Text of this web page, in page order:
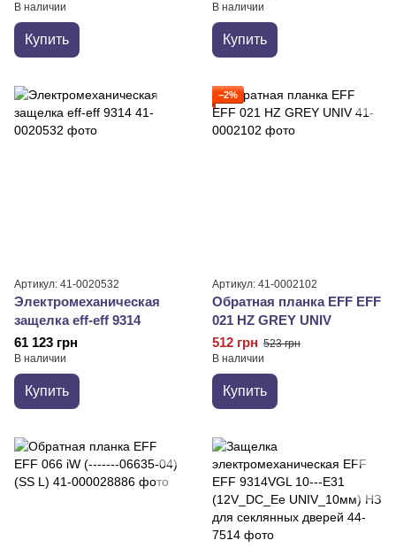
В наличии
Купить
В наличии
Купить
Артикул: 41-0020532
Электромеханическая
защелка eff-eff 9314
61 123 грн
В наличии
Купить
−2%
Артикул: 41-0002102
Обратная планка EFF EFF
021 HZ GREY UNIV
512 грн 523 грн
В наличии
Купить